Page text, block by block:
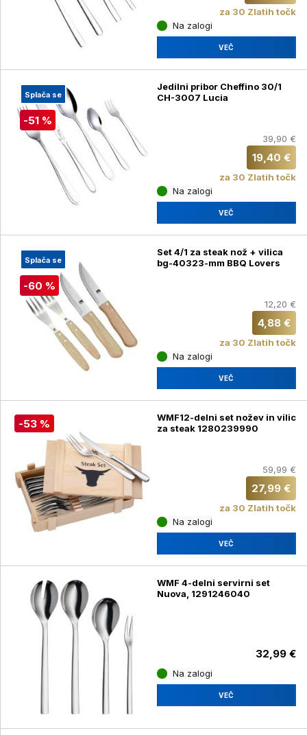
za 30 Zlatih točk
Na zalogi
VEČ
Splača se
-51 %
Jedilni pribor Cheffino 30/1
CH-3007 Lucia
39,90 €
19,40 €
za 30 Zlatih točk
Na zalogi
VEČ
Splača se
-60 %
Set 4/1 za steak nož + vilica
bg-40323-mm BBQ Lovers
12,20 €
4,88 €
za 30 Zlatih točk
Na zalogi
VEČ
-53 %
WMF12-delni set nožev in vilic
za steak 1280239990
59,99 €
27,99 €
za 30 Zlatih točk
Na zalogi
VEČ
WMF 4-delni servirni set
Nuova, 1291246040
32,99 €
Na zalogi
VEČ